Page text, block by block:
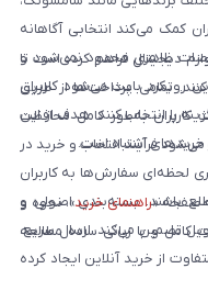
کمک می‌کند انتخابی آگاهانه
ظاهری محدود نمی‌شود و
رویکرد باعث می‌شود کاربران
را انتخاب کنند. هدف از این
خریدهای اشتباه است.
دیجیتال فراهم کرده است تا
تمامی پرداخت‌ها از طریق
کاربران به‌طور کامل محافظت
فرآیند انتخاب و خرید در
لحظه‌ای سفارش‌ها به کاربران
باشند. بسته‌بندی اصولی و
تضمین می‌کند. ارسال سریع،
از خرید آنلاین ایجاد کرده
صفحه «راهنمای خرید»، نحوه و
کامل و با زبانی ساده مطالعه